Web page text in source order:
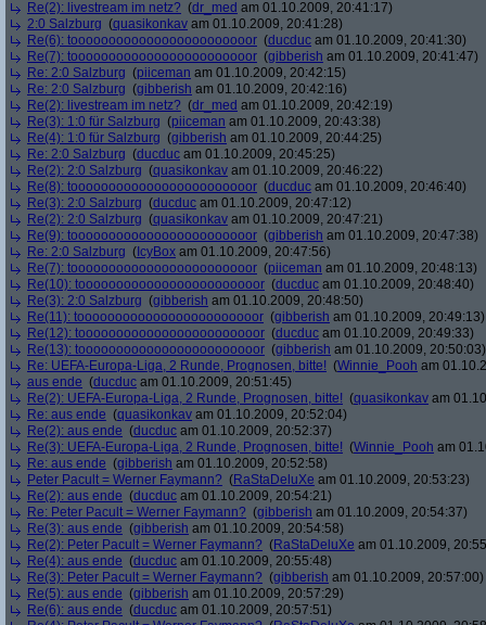
Re(2): livestream im netz? (dr_med am 01.10.2009, 20:41:17)
2:0 Salzburg (quasikonkav am 01.10.2009, 20:41:28)
Re(6): toooooooooooooooooooooooor (ducduc am 01.10.2009, 20:41:30)
Re(7): toooooooooooooooooooooooor (gibberish am 01.10.2009, 20:41:47)
Re: 2:0 Salzburg (piiceman am 01.10.2009, 20:42:15)
Re: 2:0 Salzburg (gibberish am 01.10.2009, 20:42:16)
Re(2): livestream im netz? (dr_med am 01.10.2009, 20:42:19)
Re(3): 1:0 für Salzburg (piiceman am 01.10.2009, 20:43:38)
Re(4): 1:0 für Salzburg (gibberish am 01.10.2009, 20:44:25)
Re: 2:0 Salzburg (ducduc am 01.10.2009, 20:45:25)
Re(2): 2:0 Salzburg (quasikonkav am 01.10.2009, 20:46:22)
Re(8): toooooooooooooooooooooooor (ducduc am 01.10.2009, 20:46:40)
Re(3): 2:0 Salzburg (ducduc am 01.10.2009, 20:47:12)
Re(2): 2:0 Salzburg (quasikonkav am 01.10.2009, 20:47:21)
Re(9): toooooooooooooooooooooooor (gibberish am 01.10.2009, 20:47:38)
Re: 2:0 Salzburg ( IcyBox am 01.10.2009, 20:47:56)
Re(7): toooooooooooooooooooooooor (piiceman am 01.10.2009, 20:48:13)
Re(10): toooooooooooooooooooooooor (ducduc am 01.10.2009, 20:48:40)
Re(3): 2:0 Salzburg (gibberish am 01.10.2009, 20:48:50)
Re(11): toooooooooooooooooooooooor (gibberish am 01.10.2009, 20:49:13)
Re(12): toooooooooooooooooooooooor (ducduc am 01.10.2009, 20:49:33)
Re(13): toooooooooooooooooooooooor (gibberish am 01.10.2009, 20:50:03)
Re: UEFA-Europa-Liga, 2 Runde, Prognosen, bitte! (Winnie_Pooh am
aus ende (ducduc am 01.10.2009, 20:51:45)
Re(2): UEFA-Europa-Liga, 2 Runde, Prognosen, bitte! (quasikonkav am
Re: aus ende (quasikonkav am 01.10.2009, 20:52:04)
Re(2): aus ende (ducduc am 01.10.2009, 20:52:37)
Re(3): UEFA-Europa-Liga, 2 Runde, Prognosen, bitte! (Winnie_Pooh am
Re: aus ende (gibberish am 01.10.2009, 20:52:58)
Peter Pacult = Werner Faymann? (RaStaDeluXe am 01.10.2009, 20:53:23)
Re(2): aus ende (ducduc am 01.10.2009, 20:54:21)
Re: Peter Pacult = Werner Faymann? (gibberish am 01.10.2009, 20:54:37)
Re(3): aus ende (gibberish am 01.10.2009, 20:54:58)
Re(2): Peter Pacult = Werner Faymann? (RaStaDeluXe am 01.10.2009,
Re(4): aus ende (ducduc am 01.10.2009, 20:55:48)
Re(3): Peter Pacult = Werner Faymann? (gibberish am 01.10.2009, 20:57:00)
Re(5): aus ende (gibberish am 01.10.2009, 20:57:29)
Re(6): aus ende (ducduc am 01.10.2009, 20:57:51)